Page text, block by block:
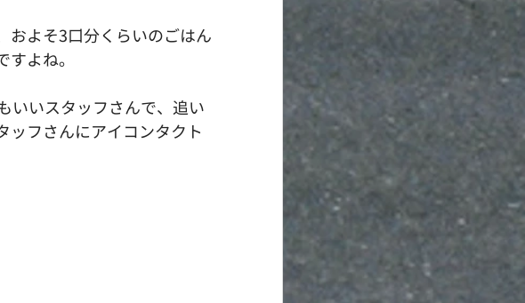
およそ3口分くらいのごはん
よね。
いいスタッフさんで、追い
ッフさんにアイコンタクト